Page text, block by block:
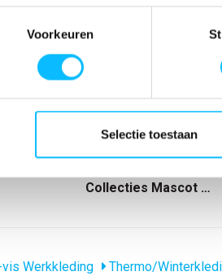
Voorkeuren
Selectie toestaan
op zijn
EAN nummer
Merk
nl_materiaal
nl_eigenschappen
Producttype
Collecties Mascot Safe
vis Werkkleding Thermo/